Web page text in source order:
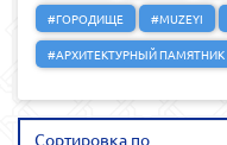
#ГОРОДИЩЕ
#MUZEYI
#АРХИТЕКТУРНЫЙ ПАМЯТНИК
Сортировка по